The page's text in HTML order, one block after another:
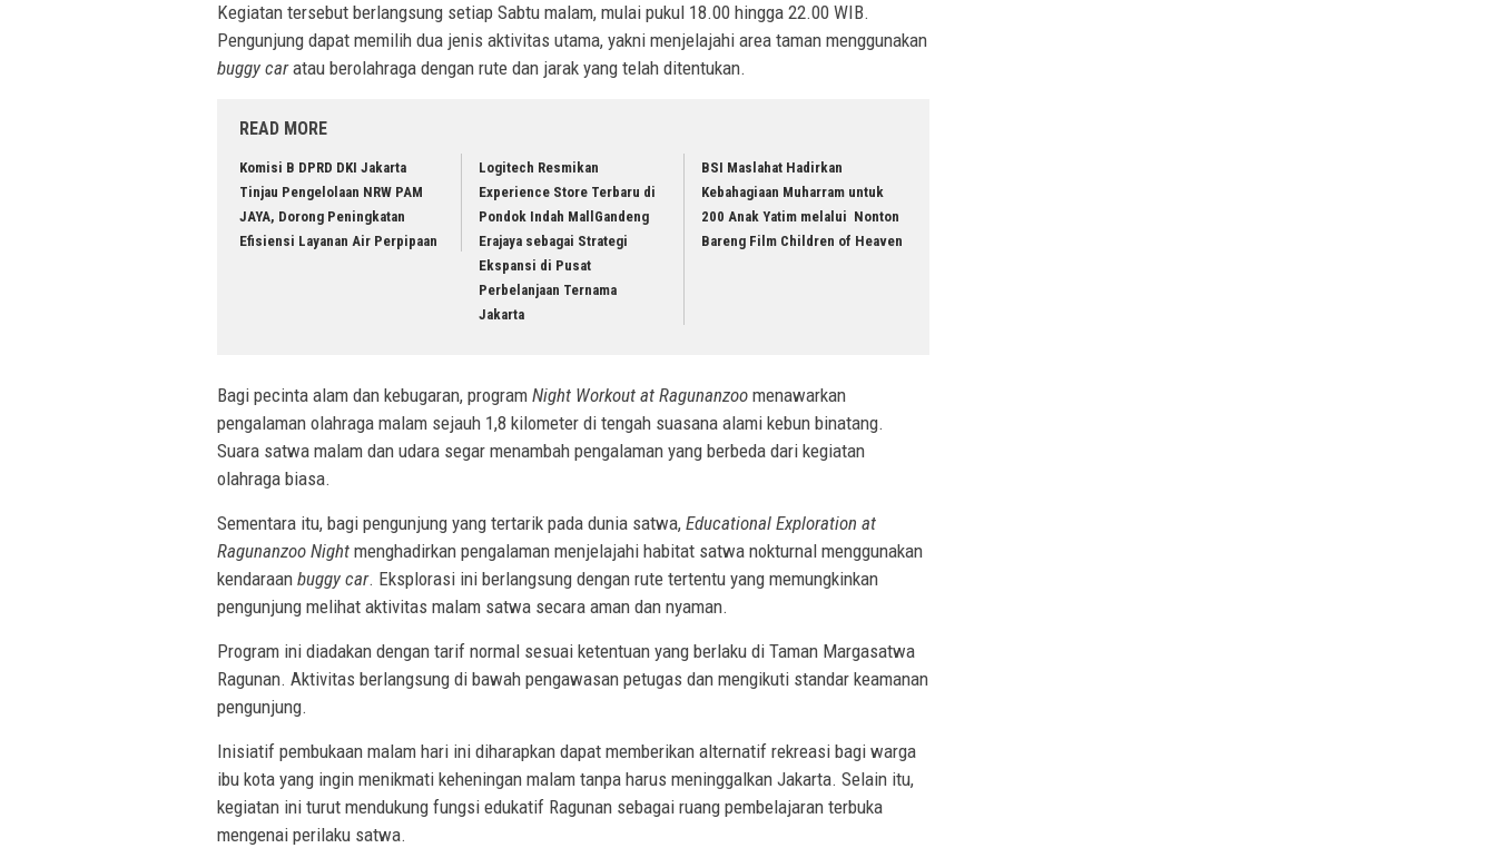
Kegiatan tersebut berlangsung setiap Sabtu malam, mulai pukul 18.00 hingga 22.00 WIB.
Pengunjung dapat memilih dua jenis aktivitas utama, yakni menjelajahi area taman menggunakan
buggy caratau berolahraga dengan rute dan jarak yang telah ditentukan.
READ MORE
Komisi B DPRD DKI Jakarta
Tinjau Pengelolaan NRW PAM
JAYA, Dorong Peningkatan
Efisiensi Layanan Air Perpipaan
Logitech Resmikan
Experience Store Terbaru di
Pondok Indah MallGandeng
Erajaya sebagai Strategi
Ekspansi di Pusat
Perbelanjaan Ternama
Jakarta
BSI Maslahat Hadirkan
Kebahagiaan Muharram untuk
200 Anak Yatim melalui Nonton
Bareng Film Children of Heaven
Bagi pecinta alam dan kebugaran, program Night Workout at Ragunanzoo menawarkan
pengalaman olahraga malam sejauh 1,8 kilometer di tengah suasana alami kebun binatang.
Suara satwa malam dan udara segar menambah pengalaman yang berbeda dari kegiatan
olahraga biasa.
Sementara itu, bagi pengunjung yang tertarik pada dunia satwa, Educational Exploration at
Ragunanzoo Night menghadirkan pengalaman menjelajahi habitat satwa nokturnal menggunakan
kendaraan buggy car. Eksplorasi ini berlangsung dengan rute tertentu yang memungkinkan
pengunjung melihat aktivitas malam satwa secara aman dan nyaman.
Program ini diadakan dengan tarif normal sesuai ketentuan yang berlaku di Taman Margasatwa
Ragunan. Aktivitas berlangsung di bawah pengawasan petugas dan mengikuti standar keamanan
pengunjung.
Inisiatif pembukaan malam hari ini diharapkan dapat memberikan alternatif rekreasi bagi warga
ibu kota yang ingin menikmati keheningan malam tanpa harus meninggalkan Jakarta. Selain itu,
kegiatan ini turut mendukung fungsi edukatif Ragunan sebagai ruang pembelajaran terbuka
mengenai perilaku satwa.